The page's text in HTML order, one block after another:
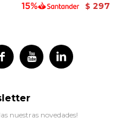
$ 297
  
nuestras novedades!